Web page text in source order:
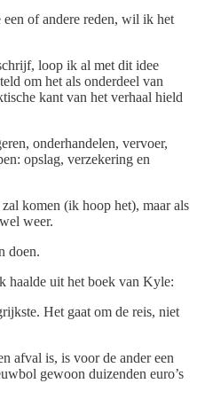
of andere reden, wil ik het
loop ik al met dit idee
om het als onderdeel van
kant van het verhaal hield
onderhandelen, vervoer,
opslag, verzekering en
komen (ik hoop het), maar als
weer.
doen.
haalde uit het boek van Kyle:
Het gaat om de reis, niet
afval is, is voor de ander een
gewoon duizenden euro’s